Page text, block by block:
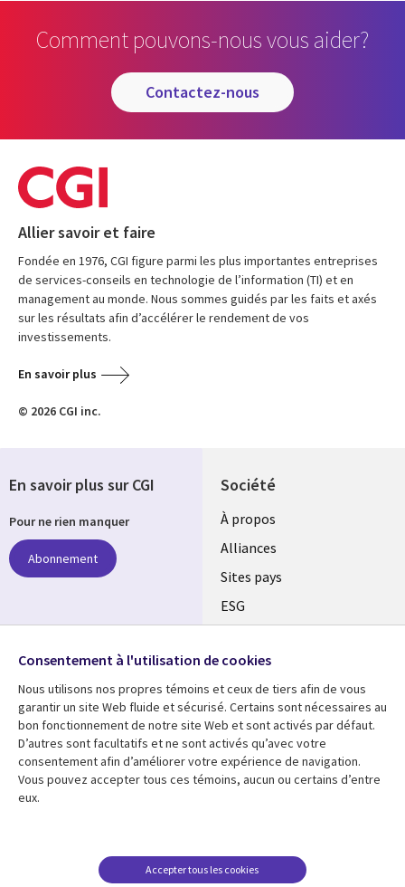
Comment pouvons-nous vous aider?
contactez-nous
Allier savoir et faire
Fondée en 1976, CGI figure parmi les plus importantes entreprises
de services-conseils en technologie de l’information (TI) et en
management au monde. Nous sommes guidés par les faits et axés
sur les résultats afin d’accélérer le rendement de vos
investissements.
En savoir plus
© 2026 CGI inc.
Société
À propos
Alliances
Sites pays
ESG
Fusions
Salle de presse
Ressources
Articles
Études de cas
Support
Restrictions et
En savoir plus sur CGI
Pour ne rien manquer
Abonnement
Suivez-nous
Social
Media
Global
FR
Consentement à l'utilisation de cookies
Nous utilisons nos propres témoins et ceux de tiers afin de vous
garantir un site Web fluide et sécurisé. Certains sont nécessaires au
bon fonctionnement de notre site Web et sont activés par défaut.
D’autres sont facultatifs et ne sont activés qu’avec votre
consentement afin d’améliorer votre expérience de navigation.
Vous pouvez accepter tous ces témoins, aucun ou certains d’entre
eux.
Accepter tous les cookies